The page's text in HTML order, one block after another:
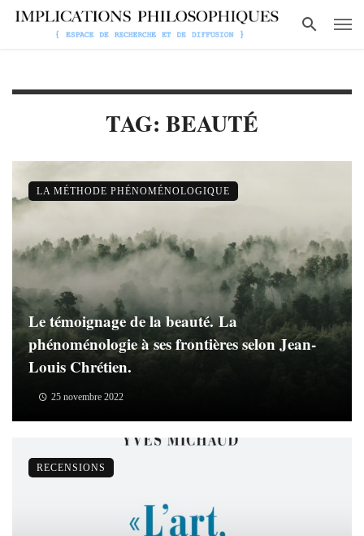
TAG: BEAUTÉ
Le témoignage de la beauté. La
phénoménologie à ses frontières selon Jean-
Louis Chrétien.
25 novembre 2022
LA MÉTHODE PHÉNOMÉNOLOGIQUE
RECENSIONS